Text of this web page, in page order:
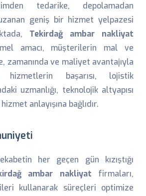
tedarike, depolamadan
geniş bir hizmet yelpazesi
Tekirdağ ambar nakliyat
amacı, müşterilerin mal ve
zamanında ve maliyet avantajıyla
hizmetlerin başarısı, lojistik
uzmanlığı, teknolojik altyapısı
anlayışına bağlıdır.
her geçen gün kızıştığı
ambar nakliyat firmaları,
kullanarak süreçleri optimize